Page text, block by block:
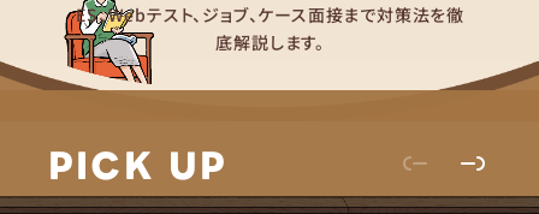
ES、Webテスト、ジョブ、ケース面接まで対策法を徹
底解説します。
PICK UP